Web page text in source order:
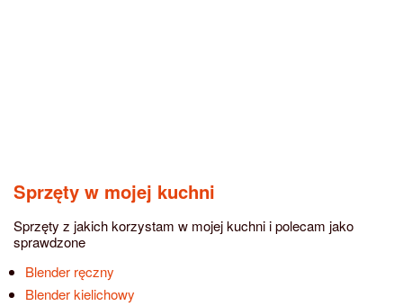
Sprzęty w mojej kuchni
Sprzęty z jakich korzystam w mojej kuchni i polecam jako
sprawdzone
Blender ręczny
Blender kielichowy